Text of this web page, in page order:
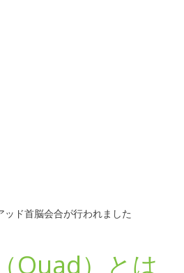
ド首脳会合が行われました
Quad）とは